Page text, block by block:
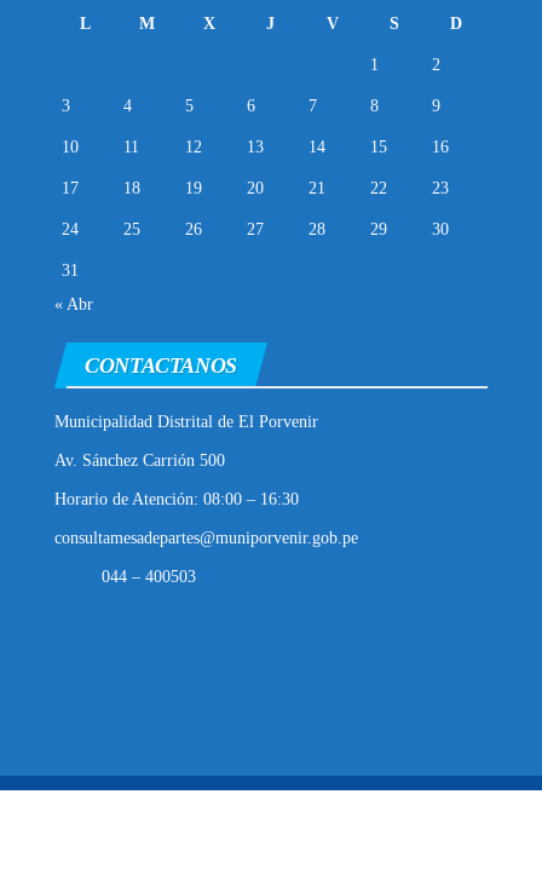
L
M X J V S D
1 2
3 4 5 6 7 8 9
10 11 12 13 14 15 16
17 18 19 20 21 22 23
24 25 26 27 28 29 30
31
« Abr
CONTACTANOS
Municipalidad Distrital de El Porvenir
Av. Sánchez Carrión 500
Horario de Atención: 08:00 – 16:30
consultamesadepartes@muniporvenir.gob.pe
044 – 400503